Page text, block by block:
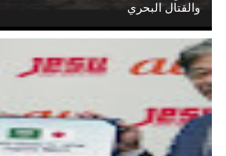
والقتال البحري